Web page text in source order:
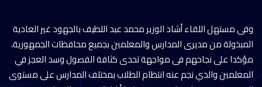
وفى مستهل اللقاء أشاد الوزير محمد عبد اللطيف بالجهود غير العادية
المبذولة من مديرى المدارس والمعلمين بجميع محافظات الجمهورية،
مؤكدا على نجاحهم فى مواجهة تحدى كثافة الفصول وسد العجز في
المعلمين والذي نجم عنه انتظام الطلاب بمختلف المدارس على مستوى